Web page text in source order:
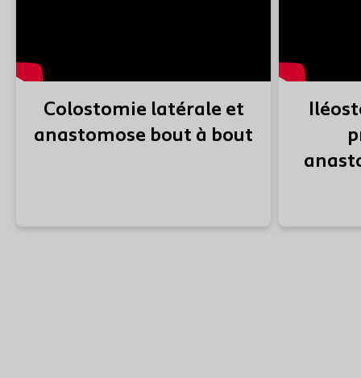
Colostomie latérale et
anastomose bout à bout